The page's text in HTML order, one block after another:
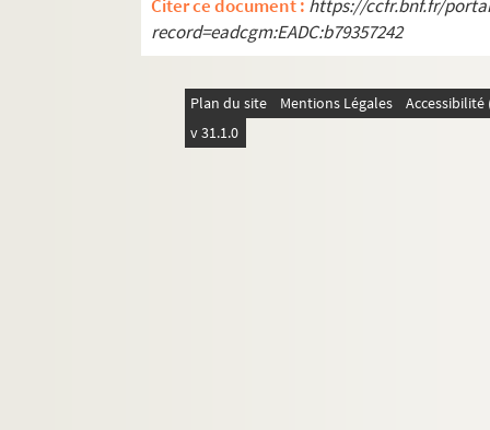
Citer ce document : https://ccfr.bnf.fr/
record=eadcgm:EADC:b79357242
Plan du site Mentions Légales
v 31.1.0